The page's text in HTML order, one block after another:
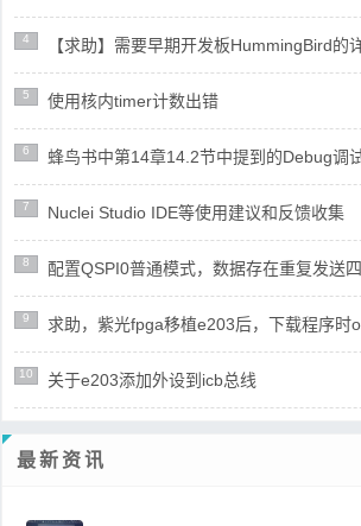
4 【求助】需要早期开发板HummingBird
5 使用核内timer计数出错
6 蜂鸟书中第14章14.2节中提到的Debug调
7 Nuclei Studio IDE等使用建议和反馈收集
8 配置QSPI0普通模式，数据存在重复发送
9 求助，紫光fpga移植e203后，下载程序时
10 关于e203添加外设到icb总线
最新资讯